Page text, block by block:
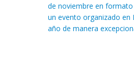
de noviembre en formato
un evento organizado en
año de manera